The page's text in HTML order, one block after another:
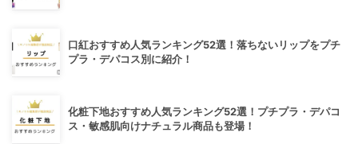
口紅おすすめ人気ランキング52選！落ちないリップをプチ
プラ・デパコス別に紹介！
化粧下地おすすめ人気ランキング52選！プチプラ・デパコ
ス・敏感肌向けナチュラル商品も登場！